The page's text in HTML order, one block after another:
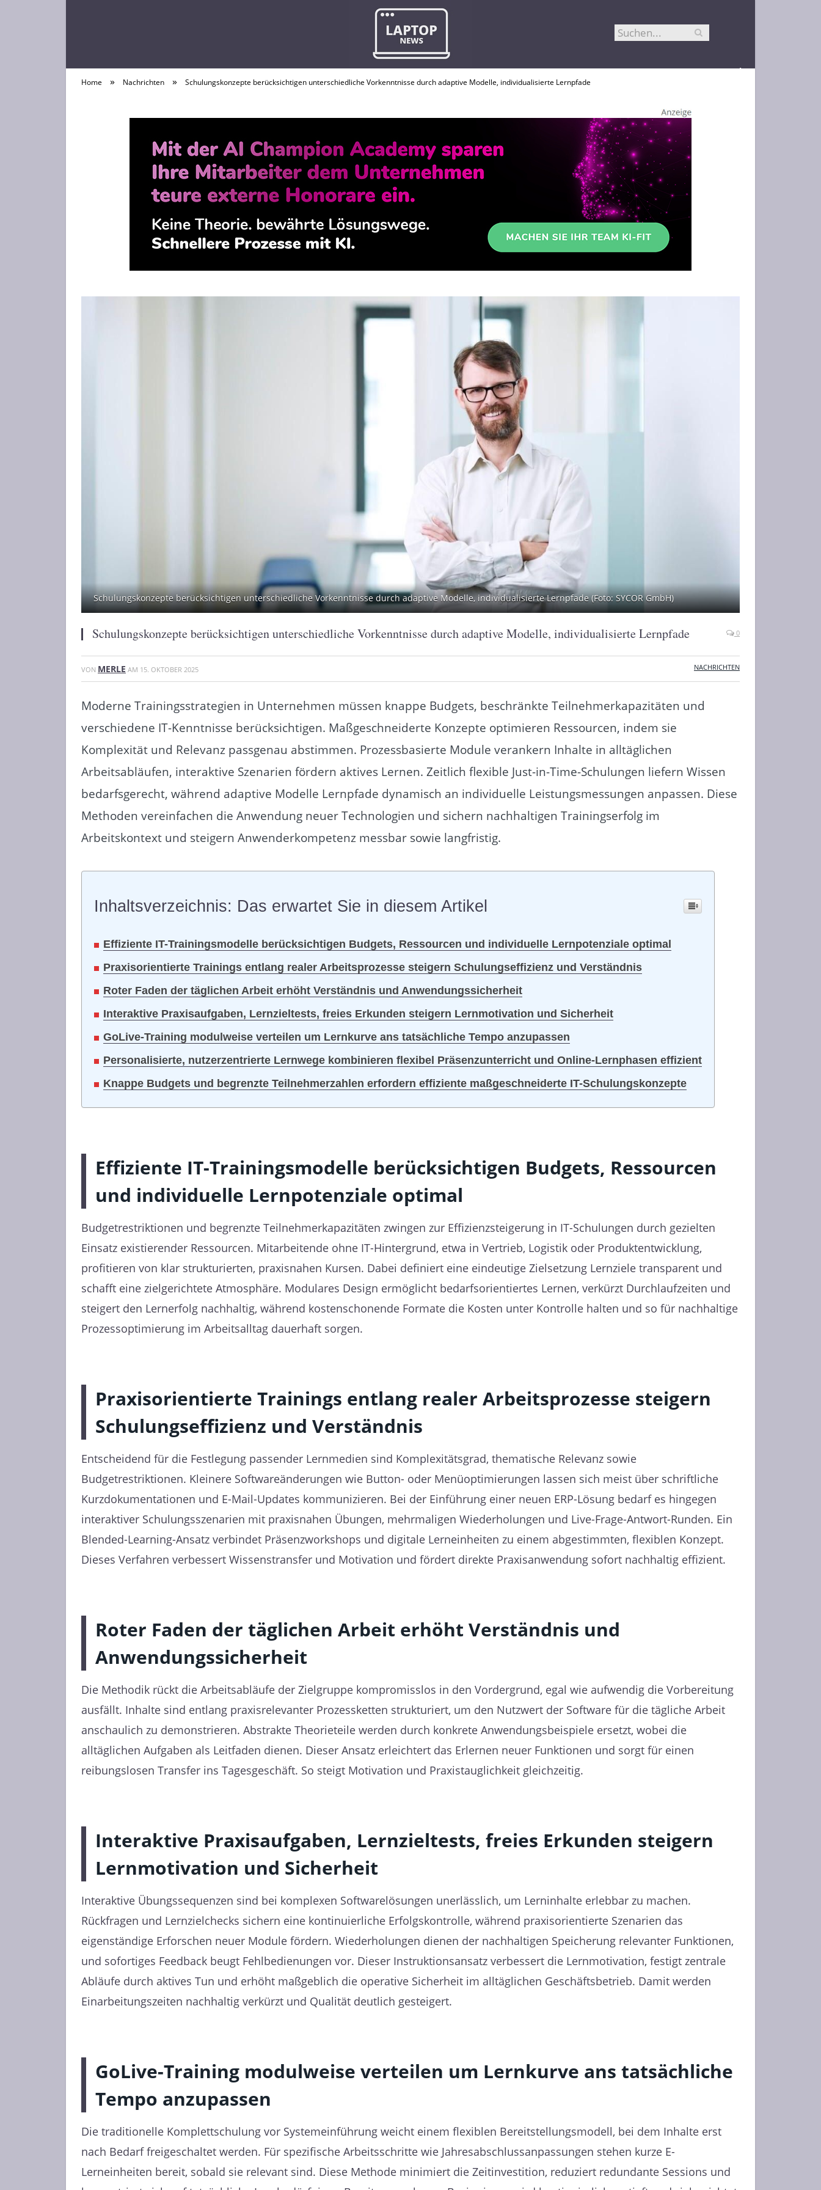
Home » Nachrichten » Schulungskonzepte berücksichtigen unterschiedliche Vorkenntnisse durch adaptive Modelle, individualisierte Lernpfade
Schulungskonzepte berücksichtigen unterschiedliche Vorkenntnisse durch adaptive Modelle, individualisierte Lernpfade (Foto: SYCOR GmbH)
Schulungskonzepte berücksichtigen unterschiedliche Vorkenntnisse durch adaptive Modelle, individualisierte Lernpfade 0
VON MERLE AM 15. OKTOBER 2025 NACHRICHTEN
Moderne Trainingsstrategien in Unternehmen müssen knappe Budgets, beschränkte Teilnehmerkapazitäten und
verschiedene IT-Kenntnisse berücksichtigen. Maßgeschneiderte Konzepte optimieren Ressourcen, indem sie
Komplexität und Relevanz passgenau abstimmen. Prozessbasierte Module verankern Inhalte in alltäglichen
Arbeitsabläufen, interaktive Szenarien fördern aktives Lernen. Zeitlich flexible Just-in-Time-Schulungen liefern Wissen
bedarfsgerecht, während adaptive Modelle Lernpfade dynamisch an individuelle Leistungsmessungen anpassen. Diese
Methoden vereinfachen die Anwendung neuer Technologien und sichern nachhaltigen Trainingserfolg im
Arbeitskontext und steigern Anwenderkompetenz messbar sowie langfristig.
Inhaltsverzeichnis: Das erwartet Sie in diesem Artikel
Effiziente IT-Trainingsmodelle berücksichtigen Budgets, Ressourcen und individuelle Lernpotenziale optimal
Praxisorientierte Trainings entlang realer Arbeitsprozesse steigern Schulungseffizienz und Verständnis
Roter Faden der täglichen Arbeit erhöht Verständnis und Anwendungssicherheit
Interaktive Praxisaufgaben, Lernzieltests, freies Erkunden steigern Lernmotivation und Sicherheit
GoLive-Training modulweise verteilen um Lernkurve ans tatsächliche Tempo anzupassen
Personalisierte, nutzerzentrierte Lernwege kombinieren flexibel Präsenzunterricht und Online-Lernphasen effizient
Knappe Budgets und begrenzte Teilnehmerzahlen erfordern effiziente maßgeschneiderte IT-Schulungskonzepte
Effiziente IT-Trainingsmodelle berücksichtigen Budgets, Ressourcen
und individuelle Lernpotenziale optimal
Budgetrestriktionen und begrenzte Teilnehmerkapazitäten zwingen zur Effizienzsteigerung in IT-Schulungen durch gezielten
Einsatz existierender Ressourcen. Mitarbeitende ohne IT-Hintergrund, etwa in Vertrieb, Logistik oder Produktentwicklung,
profitieren von klar strukturierten, praxisnahen Kursen. Dabei definiert eine eindeutige Zielsetzung Lernziele transparent und
schafft eine zielgerichtete Atmosphäre. Modulares Design ermöglicht bedarfsorientiertes Lernen, verkürzt Durchlaufzeiten und
steigert den Lernerfolg nachhaltig, während kostenschonende Formate die Kosten unter Kontrolle halten und so für nachhaltige
Prozessoptimierung im Arbeitsalltag dauerhaft sorgen.
Praxisorientierte Trainings entlang realer Arbeitsprozesse steigern
Schulungseffizienz und Verständnis
Entscheidend für die Festlegung passender Lernmedien sind Komplexitätsgrad, thematische Relevanz sowie
Budgetrestriktionen. Kleinere Softwareänderungen wie Button- oder Menüoptimierungen lassen sich meist über schriftliche
Kurzdokumentationen und E-Mail-Updates kommunizieren. Bei der Einführung einer neuen ERP-Lösung bedarf es hingegen
interaktiver Schulungsszenarien mit praxisnahen Übungen, mehrmaligen Wiederholungen und Live-Frage-Antwort-Runden. Ein
Blended-Learning-Ansatz verbindet Präsenzworkshops und digitale Lerneinheiten zu einem abgestimmten, flexiblen Konzept.
Dieses Verfahren verbessert Wissenstransfer und Motivation und fördert direkte Praxisanwendung sofort nachhaltig effizient.
Roter Faden der täglichen Arbeit erhöht Verständnis und
Anwendungssicherheit
Die Methodik rückt die Arbeitsabläufe der Zielgruppe kompromisslos in den Vordergrund, egal wie aufwendig die Vorbereitung
ausfällt. Inhalte sind entlang praxisrelevanter Prozessketten strukturiert, um den Nutzwert der Software für die tägliche Arbeit
anschaulich zu demonstrieren. Abstrakte Theorieteile werden durch konkrete Anwendungsbeispiele ersetzt, wobei die
alltäglichen Aufgaben als Leitfaden dienen. Dieser Ansatz erleichtert das Erlernen neuer Funktionen und sorgt für einen
reibungslosen Transfer ins Tagesgeschäft. So steigt Motivation und Praxistauglichkeit gleichzeitig.
Interaktive Praxisaufgaben, Lernzieltests, freies Erkunden steigern
Lernmotivation und Sicherheit
Interaktive Übungssequenzen sind bei komplexen Softwarelösungen unerlässlich, um Lerninhalte erlebbar zu machen.
Rückfragen und Lernzielchecks sichern eine kontinuierliche Erfolgskontrolle, während praxisorientierte Szenarien das
eigenständige Erforschen neuer Module fördern. Wiederholungen dienen der nachhaltigen Speicherung relevanter Funktionen,
und sofortiges Feedback beugt Fehlbedienungen vor. Dieser Instruktionsansatz verbessert die Lernmotivation, festigt zentrale
Abläufe durch aktives Tun und erhöht maßgeblich die operative Sicherheit im alltäglichen Geschäftsbetrieb. Damit werden
Einarbeitungszeiten nachhaltig verkürzt und Qualität deutlich gesteigert.
GoLive-Training modulweise verteilen um Lernkurve ans tatsächliche
Tempo anzupassen
Die traditionelle Komplettschulung vor Systemeinführung weicht einem flexiblen Bereitstellungsmodell, bei dem Inhalte erst
nach Bedarf freigeschaltet werden. Für spezifische Arbeitsschritte wie Jahresabschlussanpassungen stehen kurze E-
Lerneinheiten bereit, sobald sie relevant sind. Diese Methode minimiert die Zeitinvestition, reduziert redundante Sessions und